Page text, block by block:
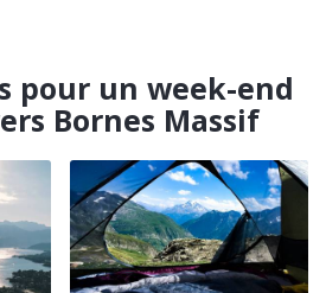
pour un week-end
Bornes Massif